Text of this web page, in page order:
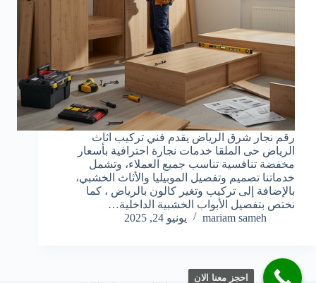
رقم نجار شرق الرياض يقدم فني تركيب اثاث
الرياض حى الملقا خدمات نجارة احترافية بأسعار
مخفضة تنافسية تناسب جميع العملاء، وتشمل
خدماتنا تصميم وتفصيل الموبيليا والأثاث الخشبي،
بالإضافة إلى تركيب وتغير كالون بالرياض ، كما
نختص بتفصيل الأبواب الخشبية الداخلية…
mariam sameh
يونيو 24, 2025
احجز معنا الان